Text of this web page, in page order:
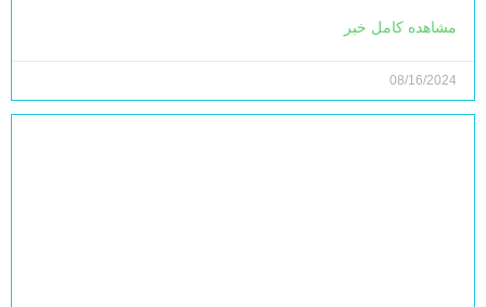
مشاهده کامل خبر
08/16/2024